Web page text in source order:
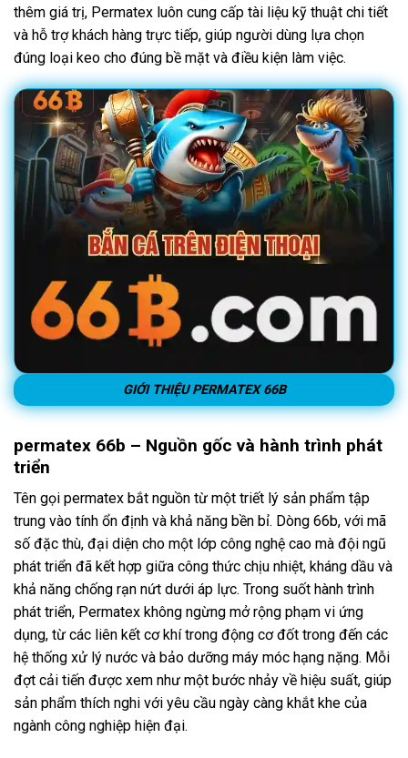
thêm giá trị, Permatex luôn cung cấp tài liệu kỹ thuật chi tiết
và hỗ trợ khách hàng trực tiếp, giúp người dùng lựa chọn
đúng loại keo cho đúng bề mặt và điều kiện làm việc.
GIỚI THIỆU PERMATEX 66B
permatex 66b – Nguồn gốc và hành trình phát
triển
Tên gọi permatex bắt nguồn từ một triết lý sản phẩm tập
trung vào tính ổn định và khả năng bền bỉ. Dòng 66b, với mã
số đặc thù, đại diện cho một lớp công nghệ cao mà đội ngũ
phát triển đã kết hợp giữa công thức chịu nhiệt, kháng dầu và
khả năng chống rạn nứt dưới áp lực. Trong suốt hành trình
phát triển, Permatex không ngừng mở rộng phạm vi ứng
dụng, từ các liên kết cơ khí trong động cơ đốt trong đến các
hệ thống xử lý nước và bảo dưỡng máy móc hạng nặng. Mỗi
đợt cải tiến được xem như một bước nhảy về hiệu suất, giúp
sản phẩm thích nghi với yêu cầu ngày càng khắt khe của
ngành công nghiệp hiện đại.